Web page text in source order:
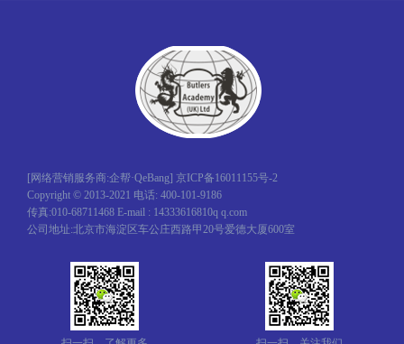
[网络营销服务商:企帮·QeBang]京ICP备16011155号-2
Copyright © 2013-2021 电话: 400-101-9186
传真:010-68711468 E-mail : 14333616810q q.com
公司地址:北京市海淀区车公庄西路甲20号爱德大厦600室